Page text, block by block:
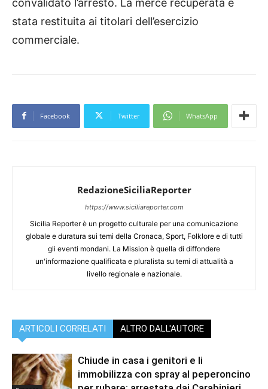
convalidato l’arresto. La merce recuperata è
stata restituita ai titolari dell’esercizio
commerciale.
Facebook Twitter WhatsApp
RedazioneSiciliaReporter
https://www.siciliareporter.com
Sicilia Reporter è un progetto culturale per una comunicazione
globale e duratura sui temi della Cronaca, Sport, Folklore e di tutti
gli eventi mondani. La Mission è quella di diffondere
un'informazione qualificata e pluralista su temi di attualità a
livello regionale e nazionale.
ARTICOLI CORRELATI ALTRO DALL'AUTORE
Chiude in casa i genitori e li
immobilizza con spray al peperoncino